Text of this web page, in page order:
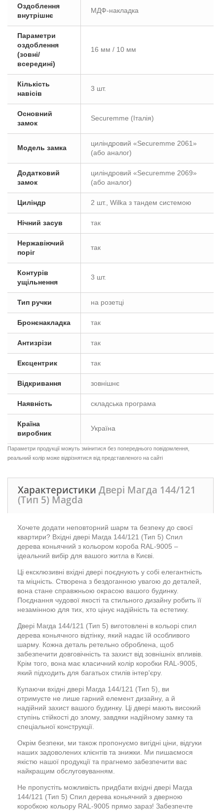
Оздоблення
внутрішнє
МДФ-накладка
Параметри
оздоблення
(зовні/
всередині)
16 мм / 10 мм
Кількість
навісів
3 шт.
Основний
замок
Securemme (Італія)
Модель замка
циліндровий «Securemme 2061»
(або аналог)
Додатковий
замок
циліндровий «Securemme 2069»
(або аналог)
Циліндр 2 шт., Wilka з тандем системою
Нічний засув так
Нержавіючий
поріг
так
Контурів
ущільнення
3 шт.
Тип ручки на розетці
Бронєнакладка так
Антизрізи так
Ексцентрик так
Відкривання зовнішнє
Наявність складська програма
Країна
виробник
Україна
Параметри продукції можуть змінитися без попереднього повідомлення,
реальний колір може відрізнятися від представленого на сайті
Характеристики Двері Магда 144/121
(Тип 5) Magda
Хочете додати неповторний шарм та безпеку до своєї
квартири? Вхідні двері Магда 144/121 (Тип 5) Спил
дерева коньячний з кольором короба RAL-9005 –
ідеальний вибір для вашого житла в Києві.
Ці ексклюзивні вхідні двері поєднують у собі елегантність
та міцність. Створена з бездоганною увагою до деталей,
вона стане справжньою окрасою вашого будинку.
Поєднання чудової якості та стильного дизайну робить її
незамінною для тих, хто цінує надійність та естетику.
Двері Магда 144/121 (Тип 5) виготовлені в кольорі спил
дерева коньячного відтінку, який надає їй особливого
шарму. Кожна деталь ретельно оброблена, щоб
забезпечити довговічність та захист від зовнішніх впливів.
Крім того, вона має класичний колір коробки RAL-9005,
який підходить для багатьох стилів інтер'єру.
Купаючи вхідні двері Магда 144/121 (Тип 5), ви
отримуєте не лише гарний елемент дизайну, а й
надійний захист вашого будинку. Ці двері мають високий
ступінь стійкості до злому, завдяки надійному замку та
спеціальної конструкції.
Окрім безпеки, ми також пропонуємо вигідні ціни, відгуки
наших задоволених клієнтів та знижки. Ми пишаємося
якістю нашої продукції та прагнемо забезпечити вас
найкращим обслуговуванням.
Не пропустіть можливість придбати вхідні двері Магда
144/121 (Тип 5) Спил дерева коньячний з дверною
коробкою кольору RAL-9005 прямо зараз! Забезпечте